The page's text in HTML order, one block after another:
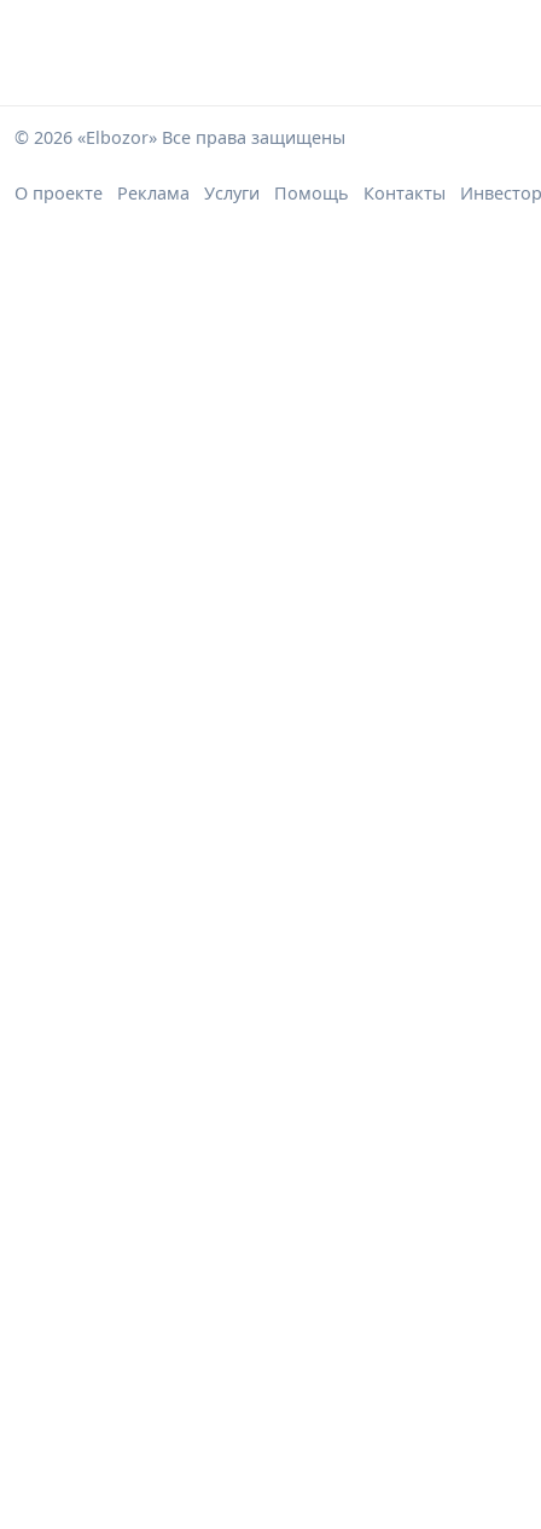
© 2026 «Elbozor» Все права защищены
О проекте Реклама Услуги Помощь Контакты